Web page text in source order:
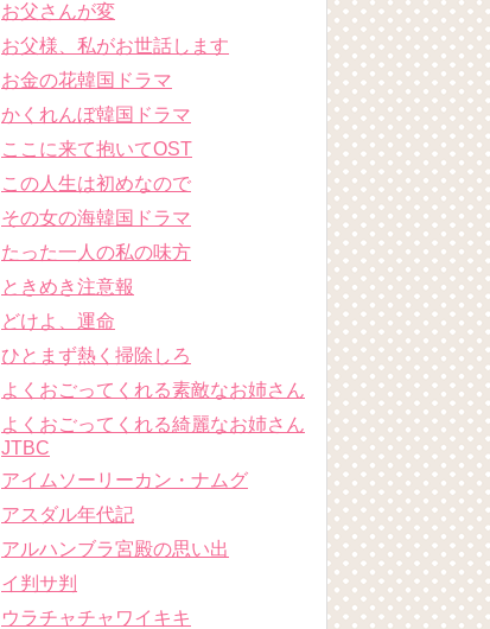
お父さんが変
お父様、私がお世話します
お金の花韓国ドラマ
かくれんぼ韓国ドラマ
ここに来て抱いてOST
この人生は初めなので
その女の海韓国ドラマ
たった一人の私の味方
ときめき注意報
どけよ、運命
ひとまず熱く掃除しろ
よくおごってくれる素敵なお姉さん
よくおごってくれる綺麗なお姉さん
JTBC
アイムソーリーカン・ナムグ
アスダル年代記
アルハンブラ宮殿の思い出
イ判サ判
ウラチャチャワイキキ